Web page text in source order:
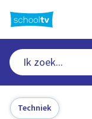
naar
hoofdinhoud
Techniek